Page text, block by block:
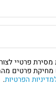
פרטיי
מחיקת פרטים
הפרטיות.